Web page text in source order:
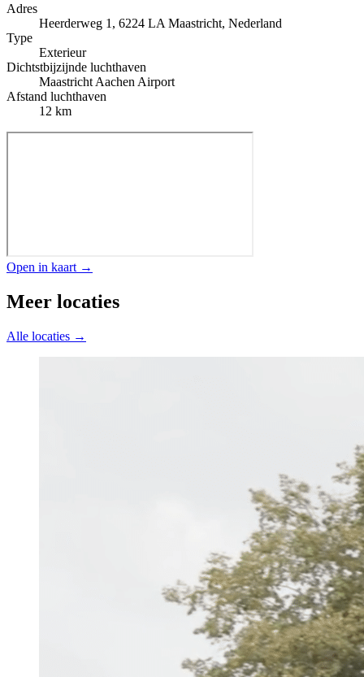
Adres
Heerderweg 1, 6224 LA Maastricht, Nederland
Type
Exterieur
Dichtstbijzijnde luchthaven
Maastricht Aachen Airport
Afstand luchthaven
12 km
Open in kaart →
Meer locaties
Alle locaties →